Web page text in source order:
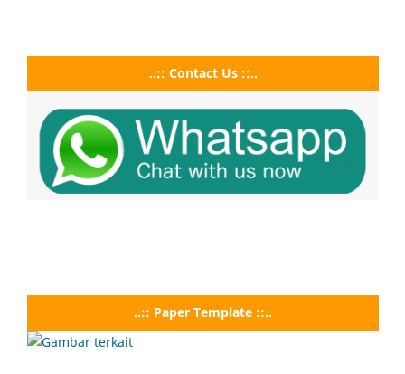
..:: Contact Us ::..
..:: Paper Template ::..